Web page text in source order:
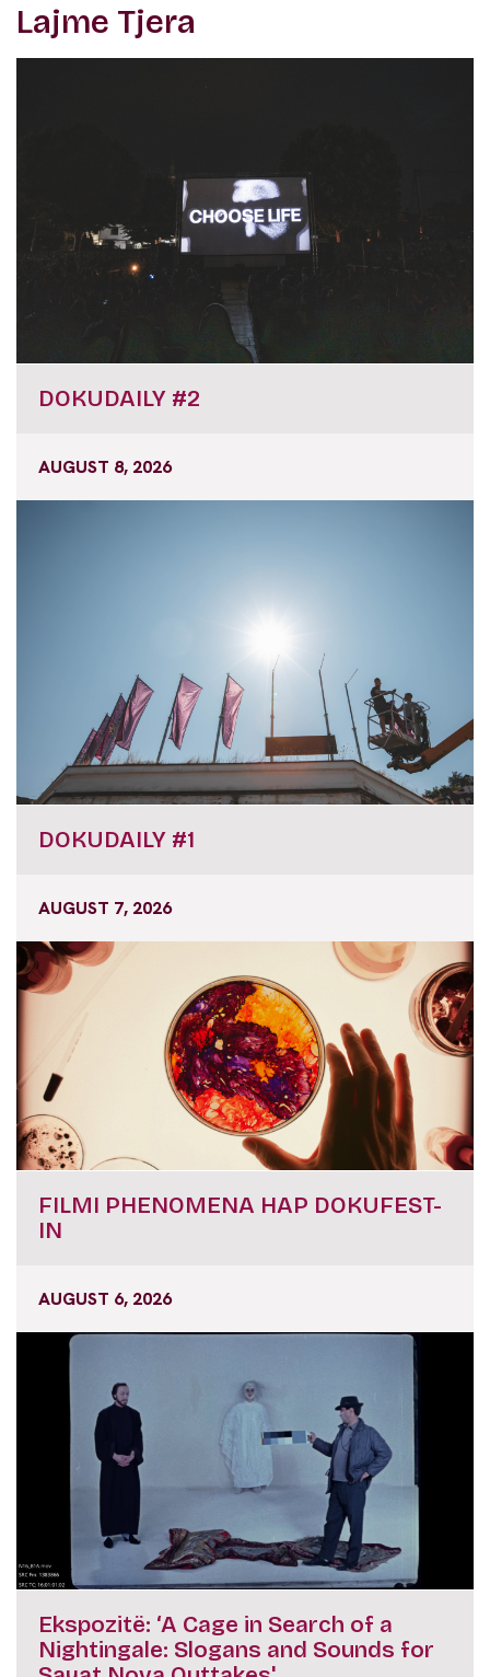
Lajme Tjera
DOKUDAILY #2
AUGUST 8, 2026
DOKUDAILY #1
AUGUST 7, 2026
FILMI PHENOMENA HAP DOKUFEST-
IN
AUGUST 6, 2026
Ekspozitë: ‘A Cage in Search of a
Nightingale: Slogans and Sounds for